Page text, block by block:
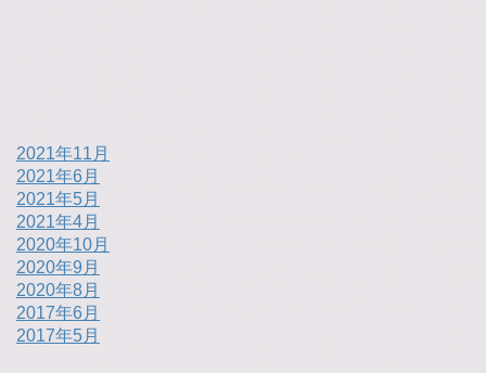
2021年11月
2021年6月
2021年5月
2021年4月
2020年10月
2020年9月
2020年8月
2017年6月
2017年5月